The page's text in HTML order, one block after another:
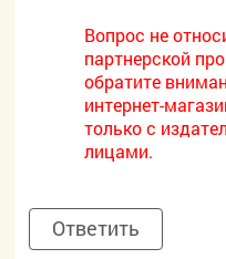
Вопрос не
партнерской
обратите
интернет-
только с
лицами.
Ответить